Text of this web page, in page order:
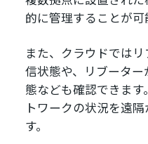
的に管理することが可
また、クラウドでは
信状態や、リブータ
態なども確認できま
トワークの状況を遠
す。